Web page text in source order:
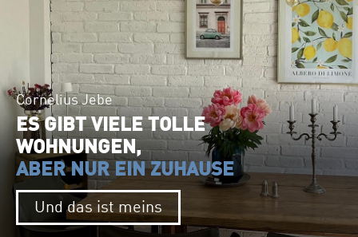
Cornelius Jebe
ES GIBT VIELE TOLLE
WOHNUNGEN,
ABER NUR EIN ZUHAUSE
Und das ist meins